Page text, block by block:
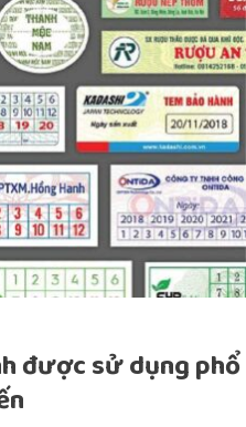
được sử dụng phổ